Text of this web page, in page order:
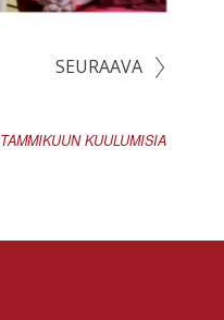
SEURAAVA
TAMMIKUUN KUULUMISIA